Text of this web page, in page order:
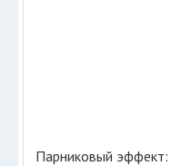
Парниковый эффект: